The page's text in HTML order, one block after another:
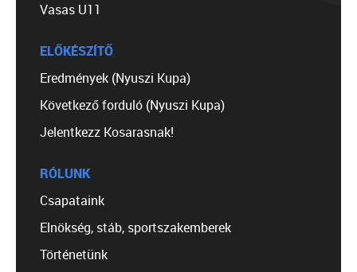
Vasas U11
ELŐKÉSZÍTŐ
Eredmények (Nyuszi Kupa)
Következő forduló (Nyuszi Kupa)
Jelentkezz Kosarasnak!
RÓLUNK
Csapataink
Elnökség, stáb, sportszakemberek
Történetünk